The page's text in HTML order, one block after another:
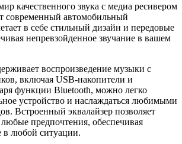
качественного звука с медиа ресивером
современный автомобильный
в себе стильный дизайн и передовые
непревзойденное звучание в вашем
воспроизведение музыки с
включая USB-накопители и
функции Bluetooth, можно легко
устройство и наслаждаться любимыми
Встроенный эквалайзер позволяет
любые предпочтения, обеспечивая
в любой ситуации.